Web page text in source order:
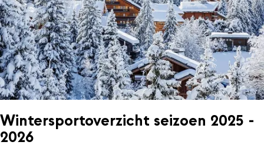
Wintersportoverzicht seizoen 2025 -
2026